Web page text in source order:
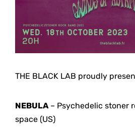
THE BLACK LAB proudly
NEBULA – Psychedelic stoner
space (US)